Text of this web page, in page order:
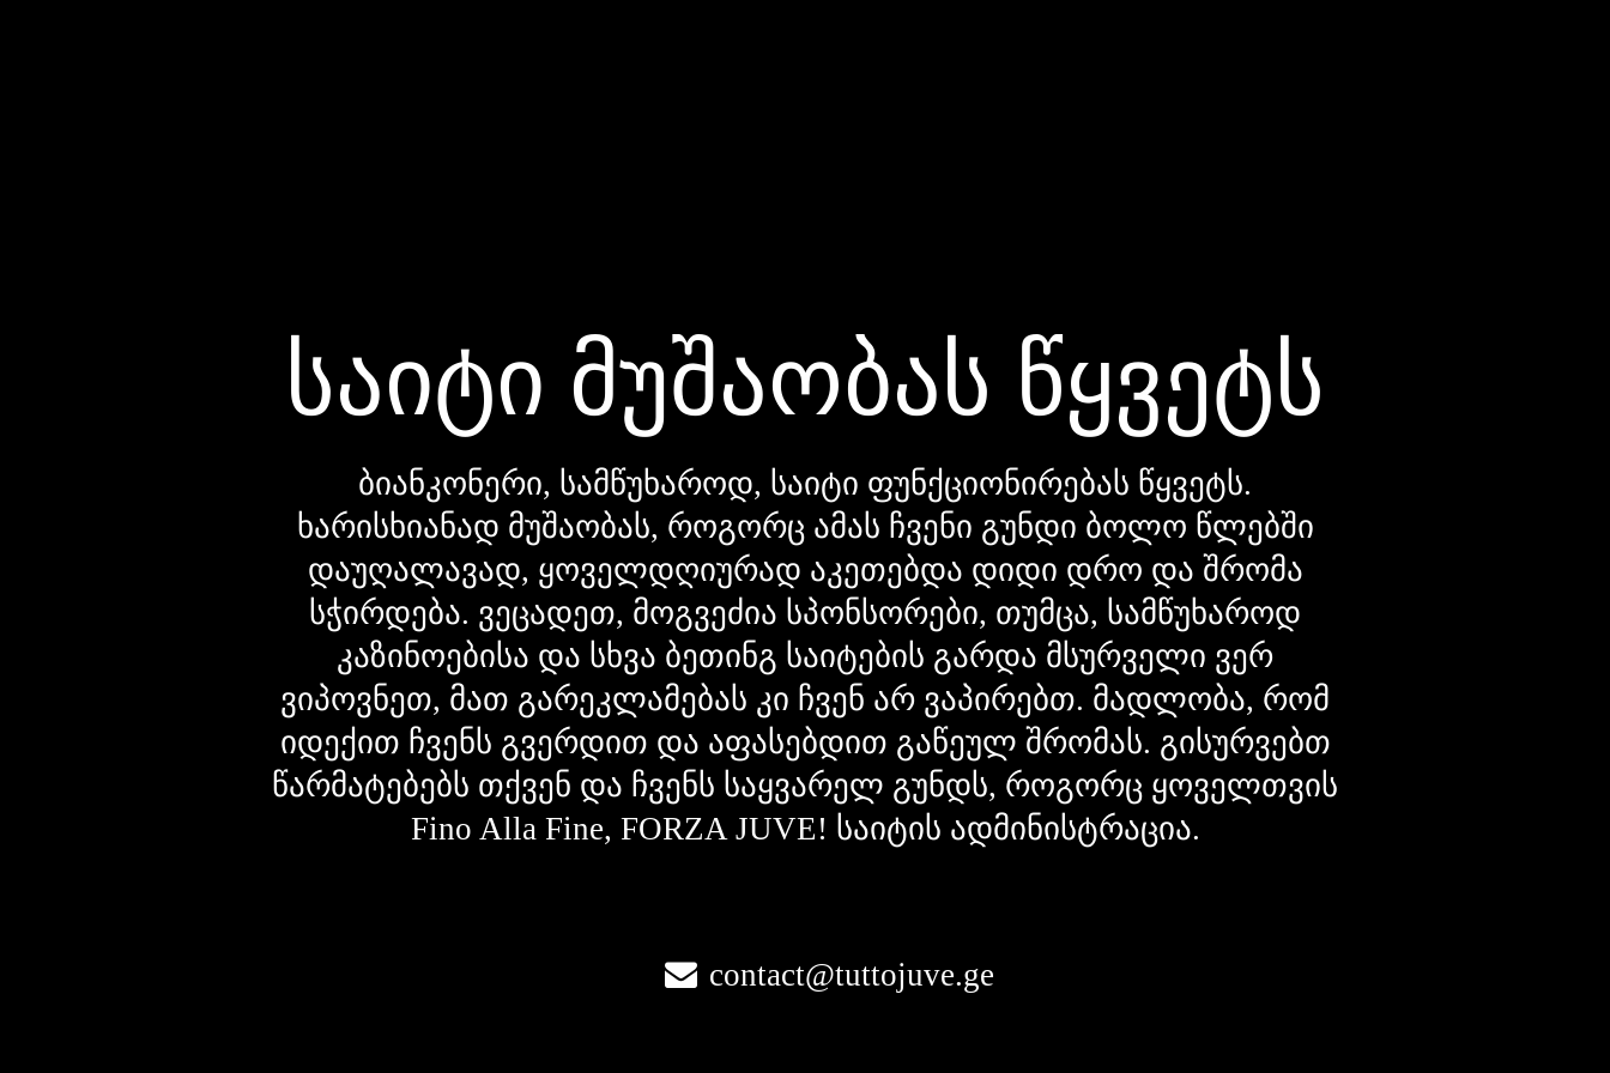
საიტი მუშაობას წყვეტს
ბიანკონერი, სამწუხაროდ, საიტი ფუნქციონირებას წყვეტს.
ხარისხიანად მუშაობას, როგორც ამას ჩვენი გუნდი ბოლო წლებში
დაუღალავად, ყოველდღიურად აკეთებდა დიდი დრო და შრომა
სჭირდება. ვეცადეთ, მოგვეძია სპონსორები, თუმცა, სამწუხაროდ
კაზინოებისა და სხვა ბეთინგ საიტების გარდა მსურველი ვერ
ვიპოვნეთ, მათ გარეკლამებას კი ჩვენ არ ვაპირებთ. მადლობა, რომ
იდექით ჩვენს გვერდით და აფასებდით გაწეულ შრომას. გისურვებთ
წარმატებებს თქვენ და ჩვენს საყვარელ გუნდს, როგორც ყოველთვის
Fino Alla Fine, FORZA JUVE! საიტის ადმინისტრაცია.
contact@tuttojuve.ge